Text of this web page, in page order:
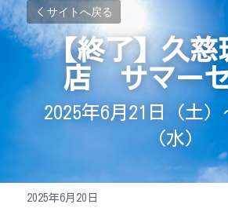
サイトへ戻る
【終了】久慈
店　サマー
2025年6月21日（土）
（水）
2025年6月20日